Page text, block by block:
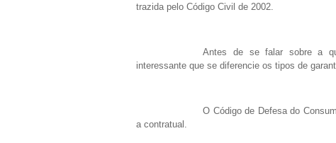
trazida pelo Código Civil de 2002.
Antes de se falar sobre a
interessante que se diferencie os tipos de
O Código de Defesa do
a contratual.